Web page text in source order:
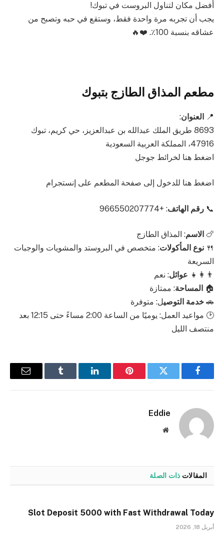
أفضل مكان لتناول البروست في تبوك!
يجب أن تجربه مرة واحدة فقط، وستقع في حبه وتصبح من
عشاقه بنسبة 100٪. ❤️🔥
مطعم المذاق الطازج بتبوك
📍 العنوان:
8693 طريق الملك عبدالله بن عبدالعزيز، حي كريم، تبوك
47916، المملكة العربية السعودية
اضغط هنا لخرائط جوجل
اضغط هنا للدخول إلى صفحة المطعم على إنستجرام
📞 رقم الهاتف: +966550207774
🍗 الاسم: المذاق الطازج
🍴 نوع المأكولات: متخصص في البروستد والمشويات والوجبات
السريعة
👨‍👩‍👧 عوائل: نعم
🏠
المساحة: ممتازة
🚗 خدمة التوصيل: متوفرة
🕑 مواعيد العمل: يوميًا من الساعة 2:00 مساءً حتى 12:15 بعد
منتصف الليل
فيسبوك تويتر بينتيريستلينكدإن Tumblr
البريد
Eddie
موقع
المقالات ذات الصلة
Slot Deposit 5000 with Fast Withdrawal Today
أبريل 18, 2026